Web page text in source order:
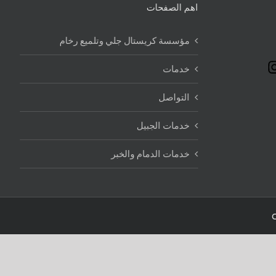
اهم الصفحات
مؤسسة كريستال جلي وتلميع رخام
خدمات
التواصل
خدمات الجبيل
خدمات الدمام والخبر